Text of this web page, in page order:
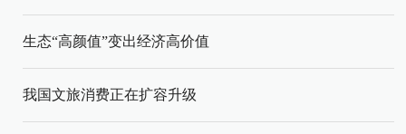
生态“高颜值”变出经济高价值
我国文旅消费正在扩容升级